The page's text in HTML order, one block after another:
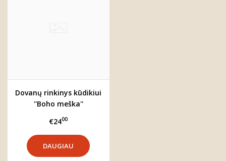
Dovanų rinkinys kūdikiui
''Boho meška''
€2400
DAUGIAU